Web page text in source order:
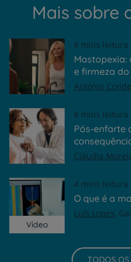
Mais sobre
8 mins leitura
e firmeza
António Conde
8 mins leitura
Pós-enfarte
Cláudia
Vídeo
4 mins leitura
O que é a
Luís Lopes
TODOS